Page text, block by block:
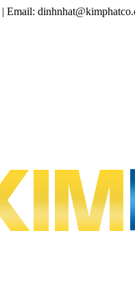
| Email: